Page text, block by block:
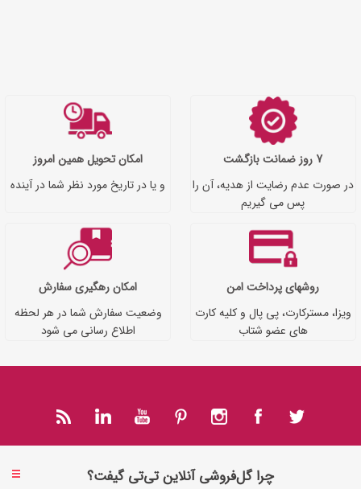
7 روز ضمانت بازگشت
در صورت عدم رضایت از هدیه، آن را
پس می گیریم
امکان تحویل همین امروز
و یا در تاریخ مورد نظر شما در آینده
روشهای پرداخت امن
ویزا، مسترکارت، پی پال و کلیه کارت
های عضو شتاب
امکان رهگیری سفارش
وضعیت سفارش شما در هر لحظه
اطلاع رسانی می شود
چرا گل‌فروشی آنلاین تی‌تی گیفت؟